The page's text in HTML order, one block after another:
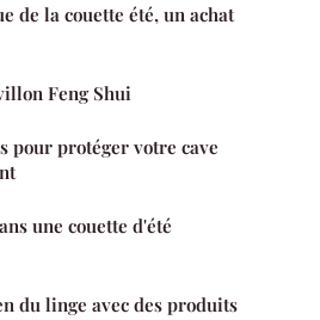
de la couette été, un achat
Feng Shui
pour protéger votre cave
une couette d'été
du linge avec des produits